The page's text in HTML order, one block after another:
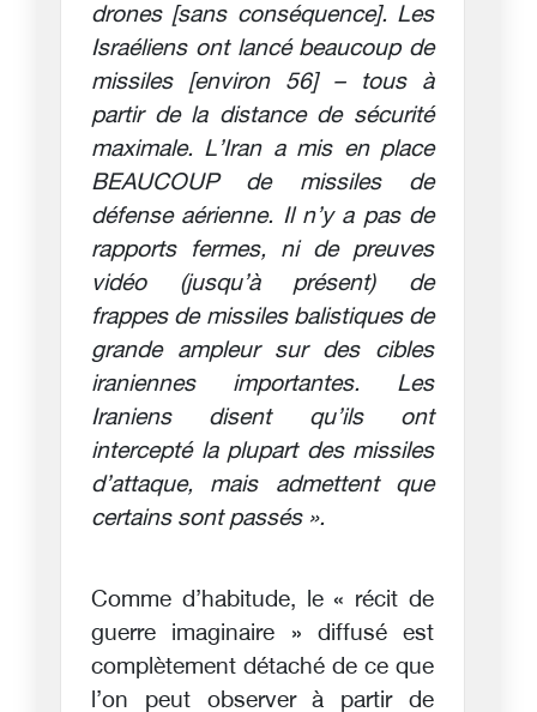
drones [sans conséquence]. Les
Israéliens ont lancé beaucoup de
missiles [environ 56] – tous à
partir de la distance de sécurité
maximale. L’Iran a mis en place
BEAUCOUP de missiles de
défense aérienne. Il n’y a pas de
rapports fermes, ni de preuves
vidéo (jusqu’à présent) de
frappes de missiles balistiques de
grande ampleur sur des cibles
iraniennes importantes. Les
Iraniens disent qu’ils ont
intercepté la plupart des missiles
d’attaque, mais admettent que
certains sont passés ».
Comme d’habitude, le « récit de
guerre imaginaire » diffusé est
complètement détaché de ce que
l’on peut observer à partir de